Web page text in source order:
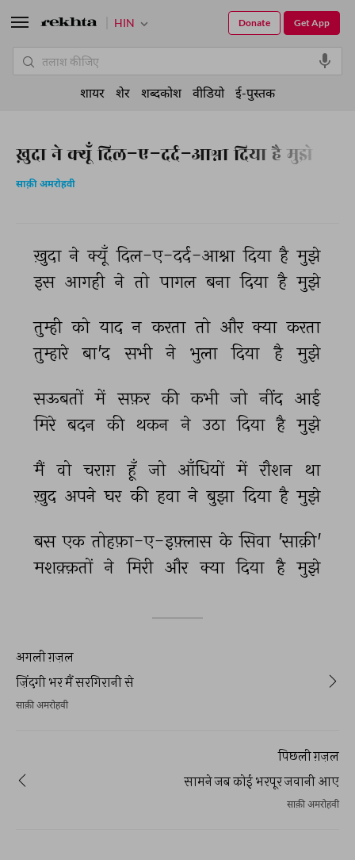
ख़ुदा ने क्यूँ दिल-ए-दर्द-आश्ना दिया है मुझे
साक़ी अमरोहवी
ख़ुदा ने क्यूँ दिल-ए-दर्द-आश्ना दिया है मुझे
इस आगही ने तो पागल बना दिया है मुझे
तुम्ही को याद न करता तो और क्या करता
तुम्हारे
बा'द सभी ने भुला दिया है मुझे
सऊबतों में सफ़र की कभी जो नींद आई
मिरे बदन की थकन ने उठा दिया है मुझे
मैं वो चराग़ हूँ जो आँधियों में रौशन था
ख़ुद अपने घर की हवा ने बुझा दिया है मुझे
बस एक तोहफ़ा-ए-इफ़्लास के सिवा 'साक़ी'
मशक़्क़तों ने मिरी और क्या दिया है मुझे
अगली ग़ज़ल
ज़िंदगी भर मैं सरगिरानी से
साक़ी अमरोहवी
पिछली ग़ज़ल
सामने जब कोई भरपूर जवानी आए
साक़ी अमरोहवी
HIN Get App
Donate
शायर शेर शब्दकोश वीडियो ई-पुस्तक